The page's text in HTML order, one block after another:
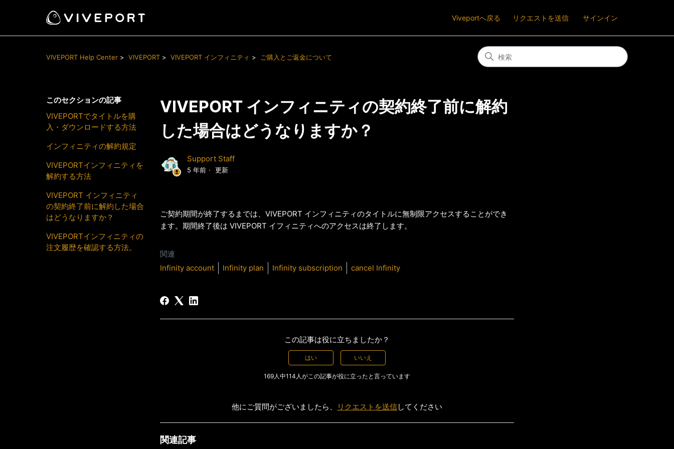
Viveportへ戻る リクエストを送信 サインイン
VIVEPORT Help Center VIVEPORT VIVEPORT インフィニティ ご購入とご返金について
このセクションの記事
VIVEPORTでタイトルを購
入・ダウンロードする方法
インフィニティの解約規定
VIVEPORTインフィニティを
解約する方法
VIVEPORT インフィニティ
の契約終了前に解約した場合
はどうなりますか？
VIVEPORTインフィニティの
注文履歴を確認する方法。
VIVEPORT インフィニティの契約終了前に解約
した場合はどうなりますか？
Support Staff
5 年前 更新
ご契約期間が終了するまでは、VIVEPORT インフィニティのタイトルに無制限アクセスすることができ
ます。期間終了後は VIVEPORT イフィニティへのアクセスは終了します。
関連
Infinity account
Infinity plan Infinity subscription cancel Infinity
この記事は役に立ちましたか？
はい いいえ
169人中114人がこの記事が役に立ったと言っています
他にご質問がございましたら、 リクエストを送信してください
関連記事